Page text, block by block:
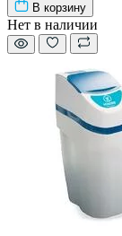
В корзину
Нет в наличии